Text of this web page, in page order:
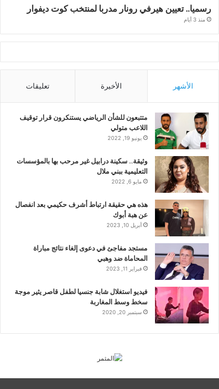
رسميا.. تعيين هيرفي رونار مدربا لمنتخب كوت ديفوار
منذ 3 أيام
الأشهر الأخيرة تعليقات
متتبعون للشأن الرياضي يستنكرون قرار توقيف
اللاعب متولي
يونيو 19, 2022
وثيقة.. سكينة درابيل غير مرحب بها بالمؤسسات
التعليمية ببني ملال
مايو 6, 2022
هذه هي حقيقة ارتباط أشرف حكيمي بعد انفصال
عن هبة أبوك
أبريل 10, 2023
مستجد مفاجئ في دعوى إلغاء نتائج مباراة
المحاماة ضد وهبي
فبراير 11, 2023
فيديو استغلال شابة جنسيا لطفل قاصر يثير موجة
سخط وسط المغاربة
سبتمبر 20, 2020